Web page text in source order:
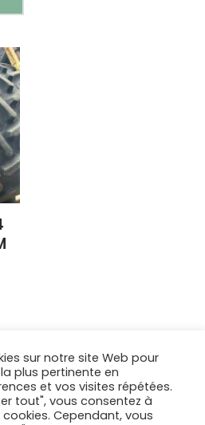
sur notre site Web pour
plus pertinente en
et vos visites répétées.
tout", vous consentez à
cookies. Cependant, vous